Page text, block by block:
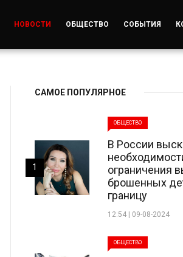
НОВОСТИ ОБЩЕСТВО СОБЫТИЯ
САМОЕ ПОПУЛЯРНОЕ
ОБЩЕСТВО
В России
ограничения
брошенных
границу
12:54 | 09-08-2024
1
ОБЩЕСТВО